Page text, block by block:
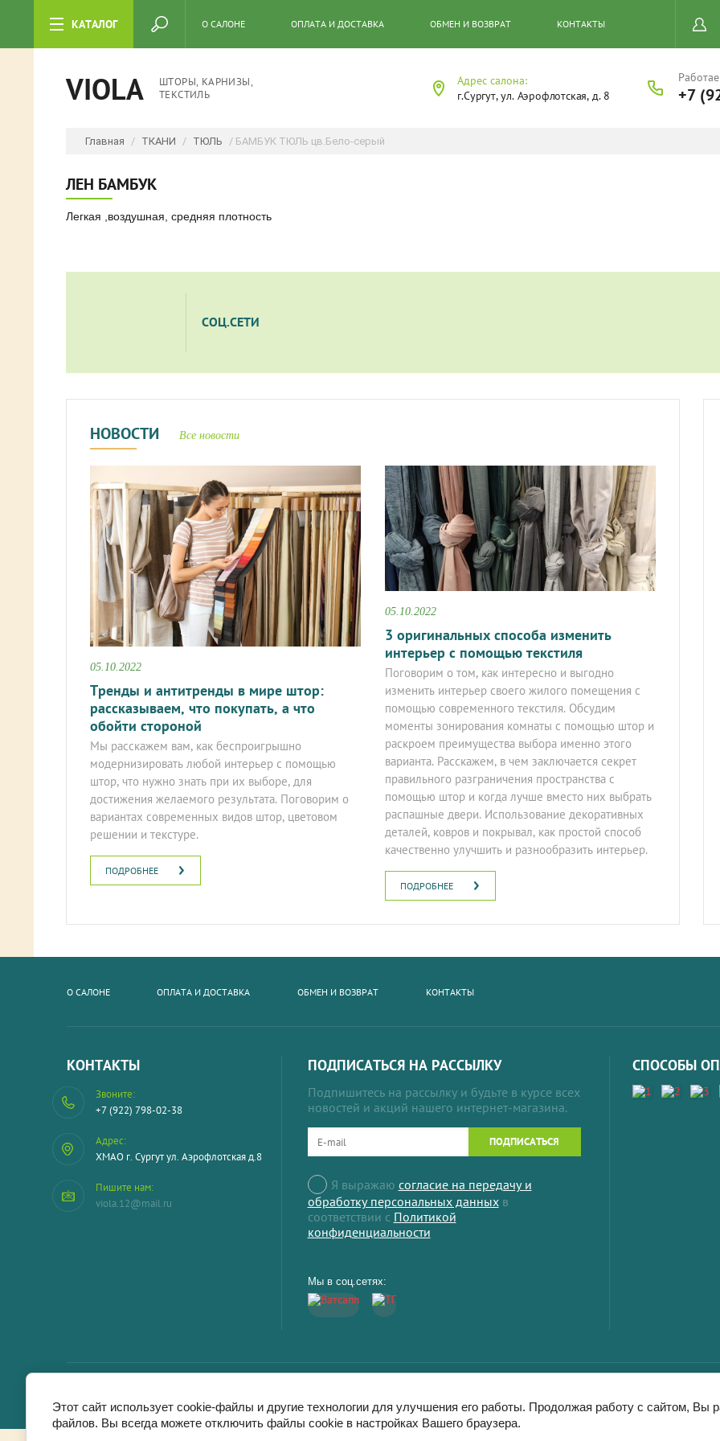
КАТАЛОГ О САЛОНЕ ОПЛАТА И ДОСТАВКА ОБМЕН И ВОЗВРАТ КОНТАКТЫ
VIOLA
ШТОРЫ, КАРНИЗЫ,
ТЕКСТИЛЬ
Адрес салона:
г.Сургут, ул. Аэрофлотская, д. 8
+7
Главная / ТКАНИ / ТЮЛЬ / БАМБУК ТЮЛЬ цв.Бело-серый
ЛЕН БАМБУК
Легкая ,воздушная, средняя плотность
СОЦ.СЕТИ
НОВОСТИ Все новости
05.10.2022
Тренды и антитренды в мире штор:
рассказываем, что покупать, а что
обойти стороной
Мы расскажем вам, как беспроигрышно
модернизировать любой интерьер с помощью
штор, что нужно знать при их выборе, для
достижения желаемого результата. Поговорим о
вариантах современных видов штор, цветовом
решении и текстуре.
ПОДРОБНЕЕ
05.10.2022
3 оригинальных способа изменить
интерьер с помощью текстиля
Поговорим о том, как интересно и выгодно
изменить интерьер своего жилого помещения с
помощью современного текстиля. Обсудим
моменты зонирования комнаты с помощью штор и
раскроем преимущества выбора именно этого
варианта. Расскажем, в чем заключается секрет
правильного разграничения пространства с
помощью штор и когда лучше вместо них выбрать
распашные двери. Использование декоративных
деталей, ковров и покрывал, как простой способ
качественно улучшить и разнообразить интерьер.
ПОДРОБНЕЕ
О САЛОНЕ ОПЛАТА И ДОСТАВКА ОБМЕН И ВОЗВРАТ КОНТАКТЫ
КОНТАКТЫ
Звоните:
+7 (922) 798-02-38
Адрес:
ХМАО г. Сургут ул. Аэрофлотская д.8
Пишите нам:
viola.12@mail.ru
ПОДПИСАТЬСЯ НА РАССЫЛКУ
Подпишитесь на рассылку и будьте в курсе всех
новостей и акций нашего интернет-магазина.
Я выражаю согласие на передачу и
обработку персональных данныхв
соответствии с Политикой
конфиденциальности
ПОДПИСАТЬСЯ
Мы в соц.сетях:
СПОСОБЫ
Политика конфиденциальности
Этот сайт использует cookie-файлы и другие технологии для улучшения его работы. Продолжая работу с сайтом, Вы
файлов. Вы всегда можете отключить файлы cookie в настройках Вашего браузера.